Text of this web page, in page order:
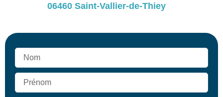
06460 Saint-Vallier-de-Thiey